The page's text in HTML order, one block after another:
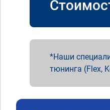
Наши
тюнинга (Flex,